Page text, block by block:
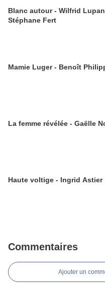
Blanc autour - Wilfrid
Stéphane Fert
Mamie Luger - Benoît
La femme révélée - Gaëlle
Haute voltige - Ingrid Astier
Commentaires
Ajouter un